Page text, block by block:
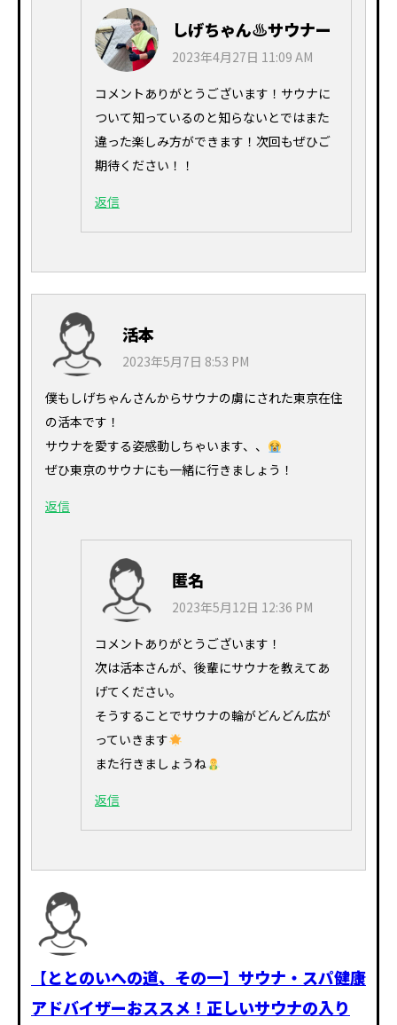
しげちゃん♨サウナー
2023年4月27日 11:09 AM
コメントありがとうございます！サウナに
ついて知っているのと知らないとではまた
違った楽しみ方ができます！次回もぜひご
期待ください！！
返信
活本
2023年5月7日 8:53 PM
僕もしげちゃんさんからサウナの虜にされた東京在住
の活本です！
サウナを愛する姿感動しちゃいます、、
ぜひ東京のサウナにも一緒に行きましょう！
返信
匿名
2023年5月12日 12:36 PM
コメントありがとうございます！
次は活本さんが、後輩にサウナを教えてあ
げてください。
そうすることでサウナの輪がどんどん広が
っていきます
また行きましょうね
返信
【ととのいへの道、その一】サウナ・スパ健康
アドバイザーおススメ！正しいサウナの入り